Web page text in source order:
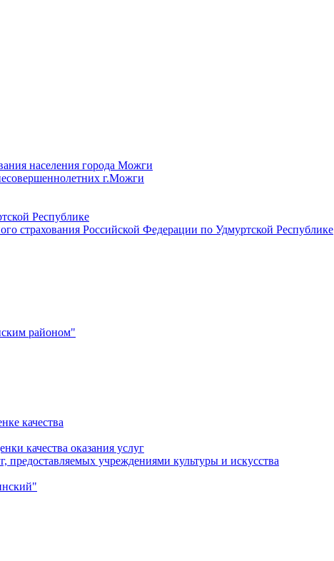
населения города Можги
г.Можги
Республике
страхования Российской Федерации по Удмуртской Республике
районом"
качества
качества оказания услуг
предоставляемых учреждениями культуры и искусства